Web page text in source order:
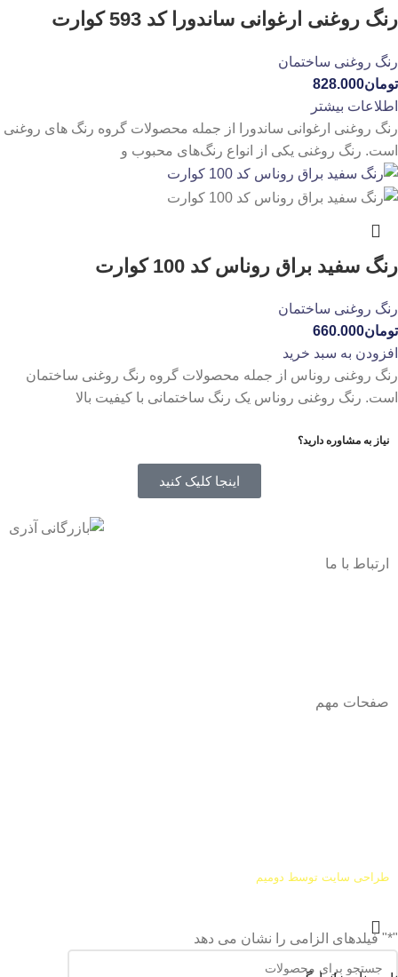
رنگ روغنی ارغوانی ساندورا کد 593 کوارت
رنگ روغنی ساختمان
تومان828.000
اطلاعات بیشتر
رنگ روغنی ارغوانی ساندورا از جمله محصولات گروه رنگ های روغنی
است. رنگ روغنی یکی از انواع رنگ‌های محبوب و
رنگ سفید براق روناس کد 100 کوارت
رنگ روغنی ساختمان
تومان660.000
افزودن به سبد خرید
رنگ روغنی روناس از جمله محصولات گروه رنگ روغنی ساختمان
است. رنگ روغنی روناس یک رنگ ساختمانی با کیفیت بالا
نیاز به مشاوره دارید؟
اینجا کلیک کنید
ارتباط با ما
صفحات مهم
طراحی سایت توسط دومیم
"
*" فیلدهای الزامی را نشان می دهد